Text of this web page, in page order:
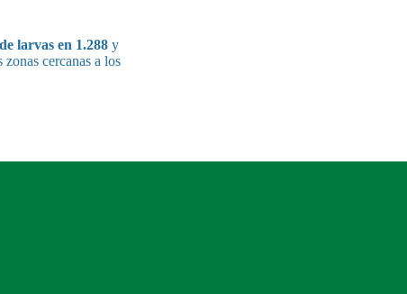
larvas en 1.288 y
zonas cercanas a los